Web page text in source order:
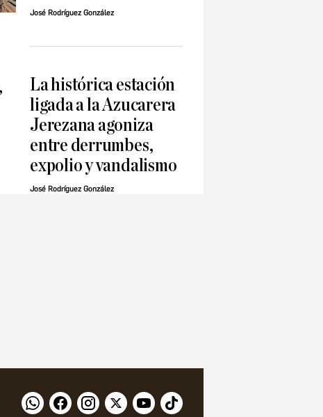
José Rodríguez González
La histórica estación
ligada a la Azucarera
Jerezana agoniza
entre derrumbes,
expolio y vandalismo
José Rodríguez González